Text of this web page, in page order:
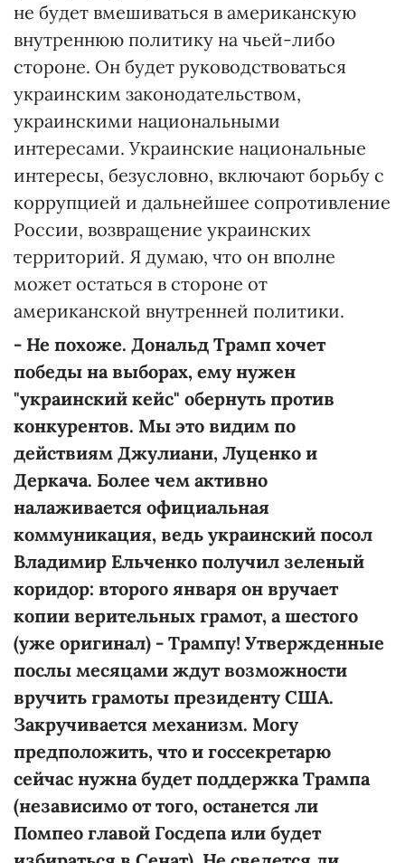
не будет вмешиваться в американскую
внутреннюю политику на чьей-либо
стороне. Он будет руководствоваться
украинским законодательством,
украинскими национальными
интересами. Украинские национальные
интересы, безусловно, включают борьбу с
коррупцией и дальнейшее сопротивление
России, возвращение украинских
территорий. Я думаю, что он вполне
может остаться в стороне от
американской внутренней политики.
- Не похоже. Дональд Трамп хочет
победы на выборах, ему нужен
"украинский кейс" обернуть против
конкурентов. Мы это видим по
действиям Джулиани, Луценко и
Деркача. Более чем активно
налаживается официальная
коммуникация, ведь украинский посол
Владимир Ельченко получил зеленый
коридор: второго января он вручает
копии верительных грамот, а шестого
(уже оригинал) - Трампу! Утвержденные
послы месяцами ждут возможности
вручить грамоты президенту США.
Закручивается механизм. Могу
предположить, что и госсекретарю
сейчас нужна будет поддержка Трампа
(независимо от того, останется ли
Помпео главой Госдепа или будет